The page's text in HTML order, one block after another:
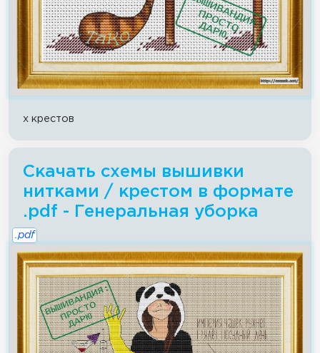
x крестов
Скачать схемы вышивки
нитками / крестом в формате
.pdf - Генеральная уборка
.pdf